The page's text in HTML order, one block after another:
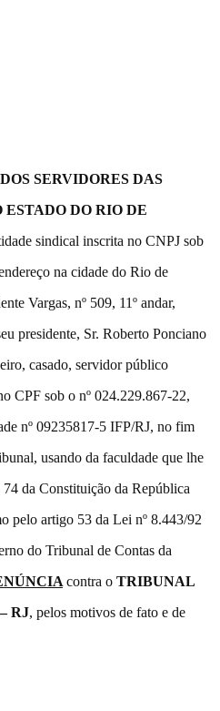
DAS
DO RIO DE
sindical inscrita no CNPJ sob
na cidade do Rio de
Vargas, nº 509, 11º andar,
presidente, Sr. Roberto Ponciano
casado, servidor público
CPF sob o nº 024.229.867-22,
nº 09235817-5 IFP/RJ, no fim
usando da faculdade que lhe
da Constituição da República
pelo artigo 53 da Lei nº 8.443/92
do Tribunal de Contas da
contra o TRIBUNAL
RJ, pelos motivos de fato e de